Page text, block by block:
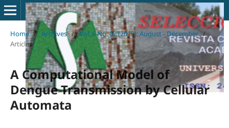
Home / Archives / Vol. 6 No. 02 (2019): August - December /
Articles
A Computational Model of
Dengue Transmission by Cellular
Automata